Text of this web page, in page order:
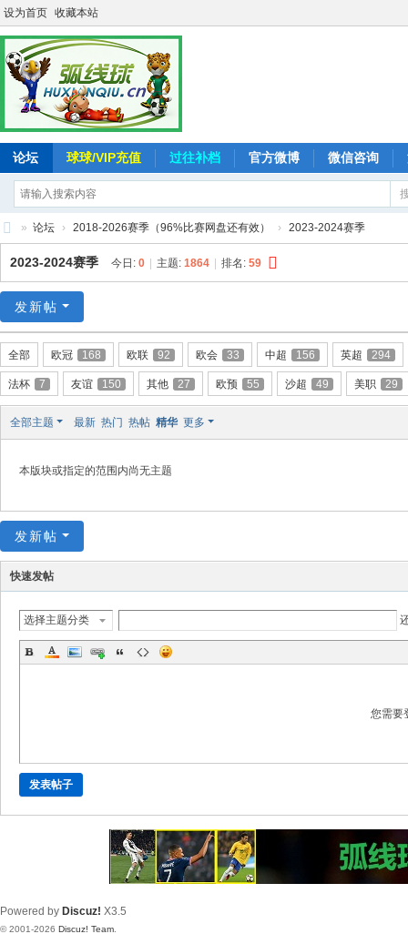
设为首页 收藏本站
论坛 球球/VIP充值 过往补档 官方微博 微信咨询
弧
线
-
追
求
致
» 论坛 › 2018-2026赛季（96%比赛网盘还有效） › 2023-2024赛季
2023-2024赛季 今日: 0 主题: 1864 排名: 59
发新帖
全部 欧冠 168 欧联 92 欧会 33 中超 156 英超 294
法杯 7 友谊 150 其他 27 欧预 55 沙超 49 美职 29
全部主题 最新 热门 热帖 精华 更多
本版块或指定的范围内尚无主题
发新帖
快速发帖
选择主题分类
您需要
发表帖子
Powered by Discuz! X3.5
© 2001-2026 Discuz! Team